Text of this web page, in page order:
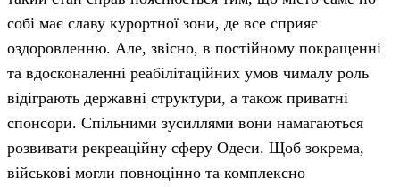
собі має славу курортної зони, де все сприяє
оздоровленню. Але, звісно, ​​в постійному покращенні
та вдосконаленні реабілітаційних умов чималу роль
відіграють державні структури, а також приватні
спонсори. Спільними зусиллями вони намагаються
розвивати рекреаційну сферу Одеси. Щоб зокрема,
військові могли повноцінно та комплексно